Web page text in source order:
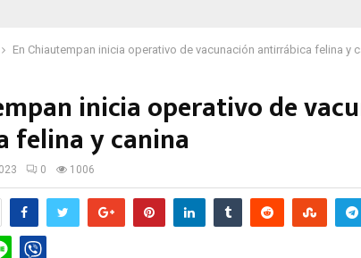
En Chiautempan inicia operativo de vacunación antirrábica felina y
inicia operativo de
felina y canina
0 1006